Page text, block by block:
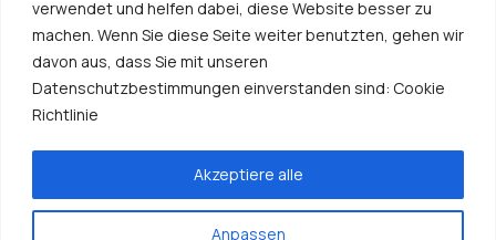
verwendet und helfen dabei, diese Website besser zu
machen. Wenn Sie diese Seite weiter benutzten, gehen wir
davon aus, dass Sie mit unseren
Datenschutzbestimmungen einverstanden sind: Cookie
Richtlinie
Anpassen
Akzeptiere alle
Kontakt